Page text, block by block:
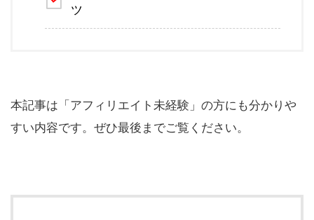
ツ
本記事は「アフィリエイト未経験」の方にも分かりや
すい内容です。ぜひ最後までご覧ください。